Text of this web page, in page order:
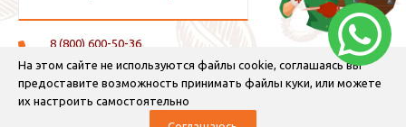
На этом сайте не используются файлы cookie, соглашаясь вы
предоставите возможность принимать файлы куки, или можете
их настроить самостоятельно
8 (800) 600-50-36
+7 (921) 882-11-99 (WhatsApp, Viber, Telegram)
info@espressoperfetto.ru